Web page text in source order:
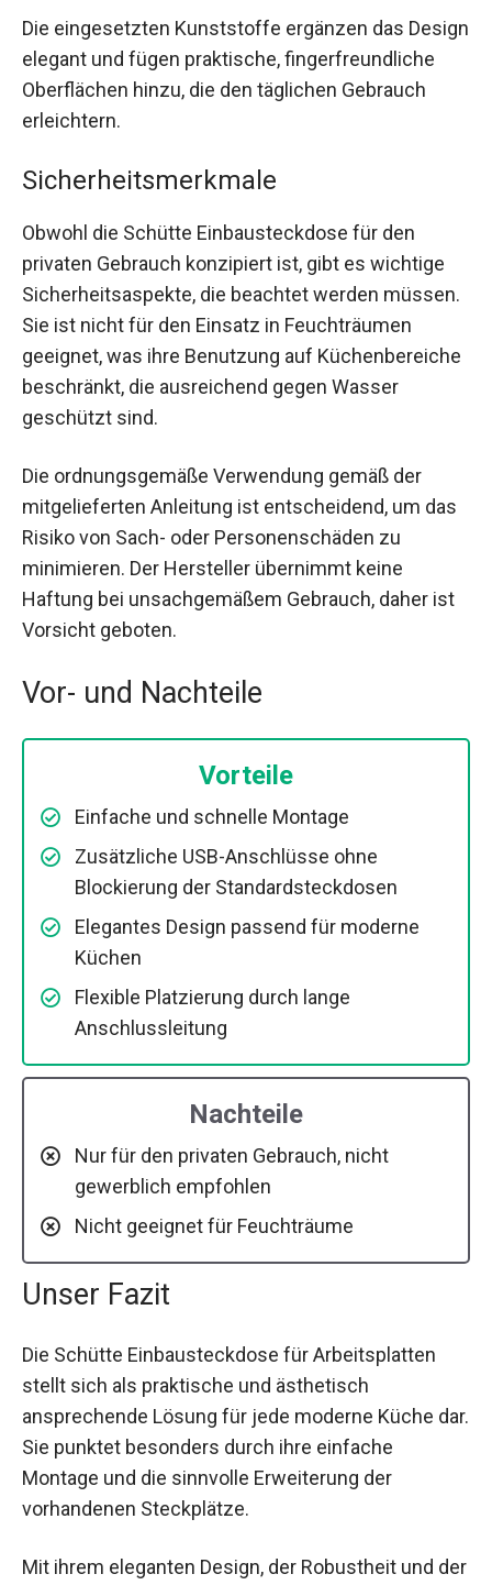
Die eingesetzten Kunststoffe ergänzen das Design
elegant und fügen praktische, fingerfreundliche
Oberflächen hinzu, die den täglichen Gebrauch
erleichtern.
Sicherheitsmerkmale
Obwohl die Schütte Einbausteckdose für den
privaten Gebrauch konzipiert ist, gibt es wichtige
Sicherheitsaspekte, die beachtet werden müssen.
Sie ist nicht für den Einsatz in Feuchträumen
geeignet, was ihre Benutzung auf Küchenbereiche
beschränkt, die ausreichend gegen Wasser
geschützt sind.
Die ordnungsgemäße Verwendung gemäß der
mitgelieferten Anleitung ist entscheidend, um das
Risiko von Sach- oder Personenschäden zu
minimieren. Der Hersteller übernimmt keine
Haftung bei unsachgemäßem Gebrauch, daher ist
Vorsicht geboten.
Vor- und Nachteile
Vorteile
Einfache und schnelle Montage
Zusätzliche USB-Anschlüsse ohne
Blockierung der Standardsteckdosen
Elegantes Design passend für moderne
Küchen
Flexible Platzierung durch lange
Anschlussleitung
Nachteile
Nur für den privaten Gebrauch, nicht
gewerblich empfohlen
Nicht geeignet für Feuchträume
Unser Fazit
Die Schütte Einbausteckdose für Arbeitsplatten
stellt sich als praktische und ästhetisch
ansprechende Lösung für jede moderne Küche dar.
Sie punktet besonders durch ihre einfache
Montage und die sinnvolle Erweiterung der
vorhandenen Steckplätze.
Mit ihrem eleganten Design, der Robustheit und der